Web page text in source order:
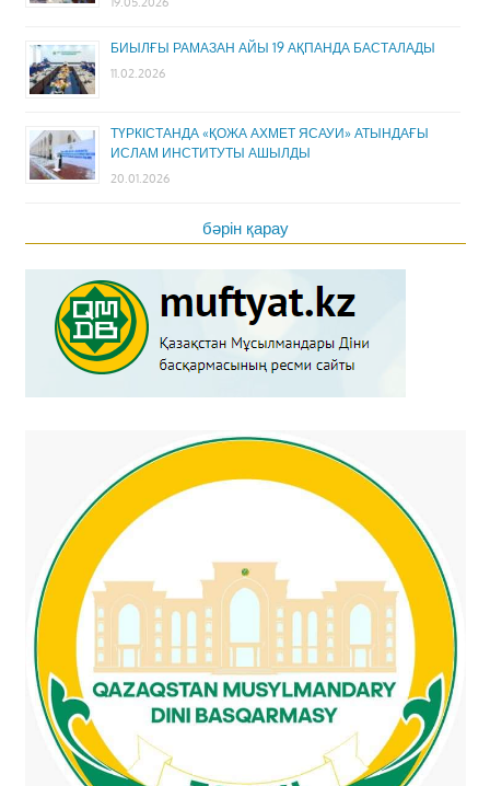
БИЫЛҒЫ РАМАЗАН АЙЫ 19 АҚПАНДА БАСТАЛАДЫ
11.02.2026
ТҮРКІСТАНДА «ҚОЖА АХМЕТ ЯСАУИ» АТЫНДАҒЫ
ИСЛАМ ИНСТИТУТЫ АШЫЛДЫ
20.01.2026
бәрін қарау